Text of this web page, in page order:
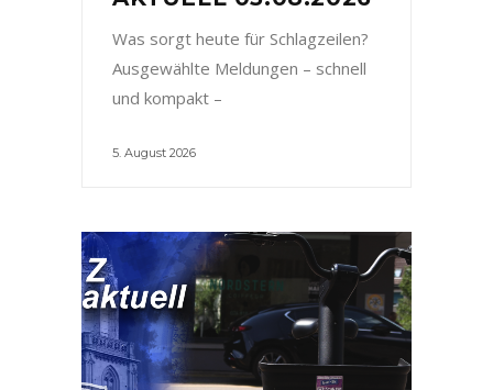
Was sorgt heute für Schlagzeilen?
Ausgewählte Meldungen – schnell
und kompakt –
5. August 2026